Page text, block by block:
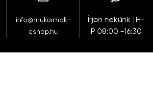
info@mukormok-
eshop.hu
Írjon nekünk | H-
P 08:00 -16:30